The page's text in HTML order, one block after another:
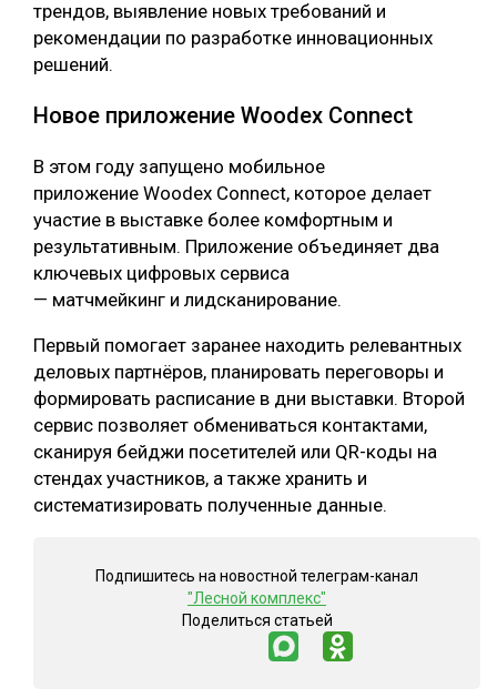
трендов, выявление новых требований и
рекомендации по разработке инновационных
решений.
Новое приложение Woodex Connect
В этом году запущено мобильное
приложение Woodex Connect, которое делает
участие в выставке более комфортным и
результативным. Приложение объединяет два
ключевых цифровых сервиса
— матчмейкинг и лидсканирование.
Первый помогает заранее находить релевантных
деловых партнёров, планировать переговоры и
формировать расписание в дни выставки. Второй
сервис позволяет обмениваться контактами,
сканируя бейджи посетителей или QR-коды на
стендах участников, а также хранить и
систематизировать полученные данные.
Подпишитесь на новостной телеграм-канал
"Лесной комплекс"
Поделиться статьей